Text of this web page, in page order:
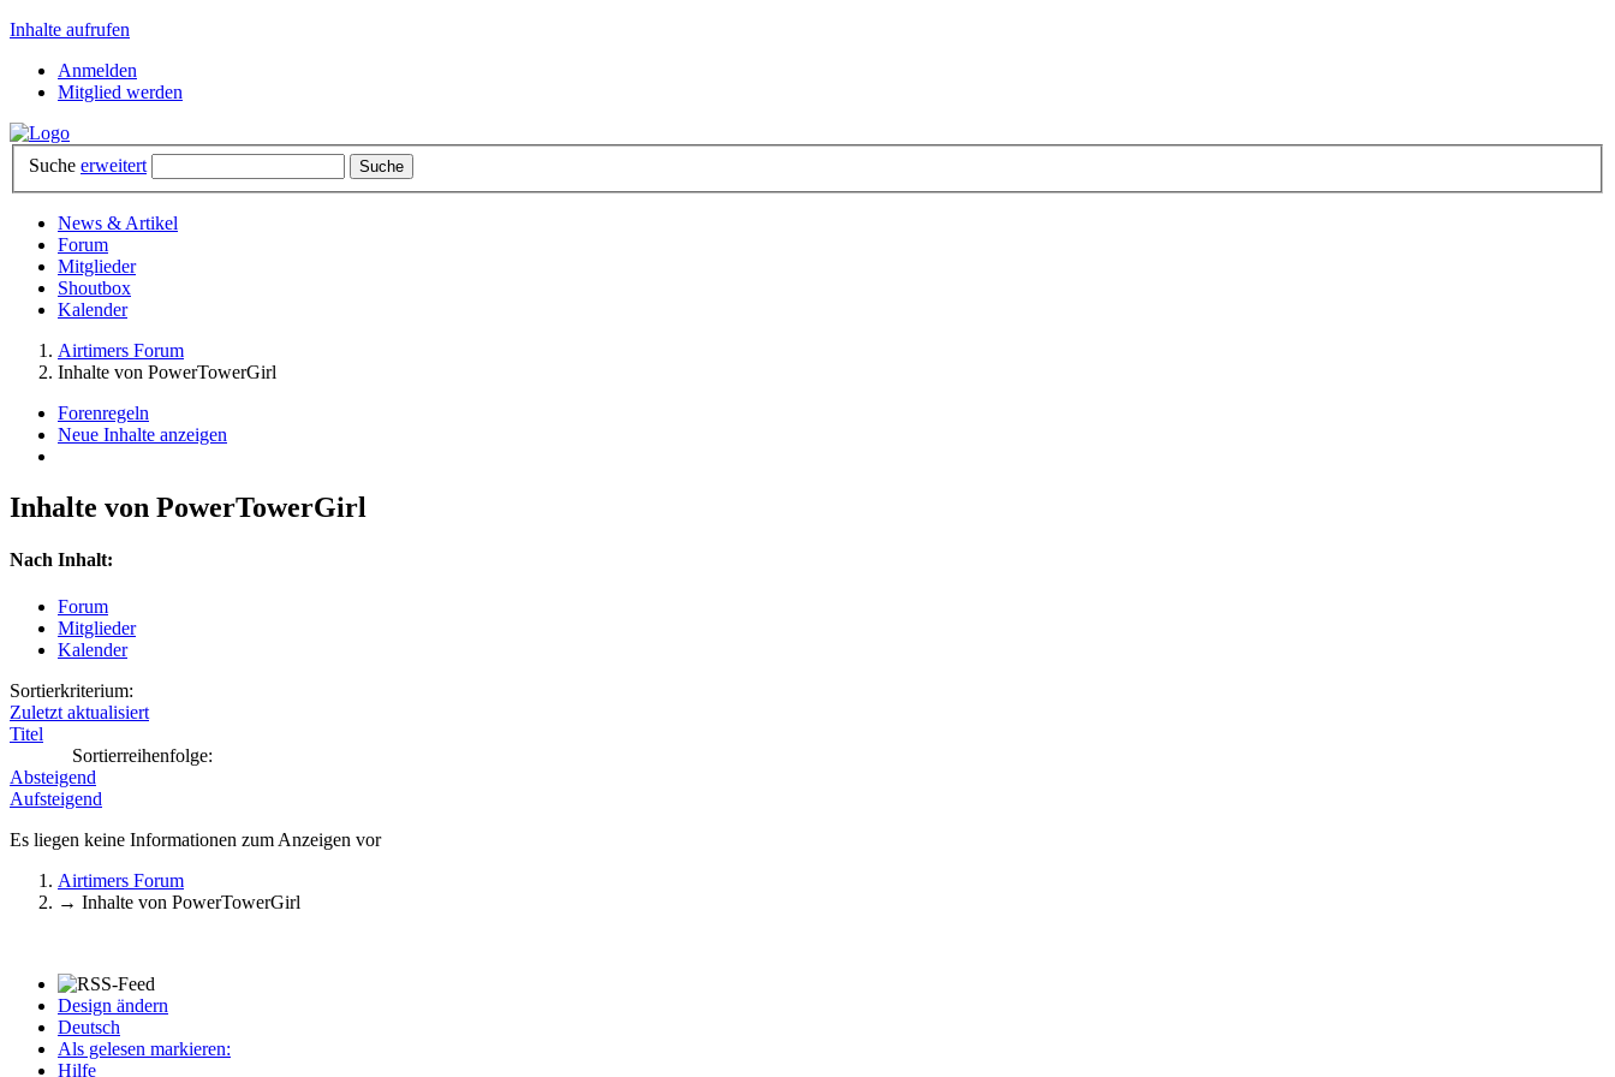
Inhalte aufrufen
Anmelden
Mitglied werden
Suche erweitert
News & Artikel
Forum
Mitglieder
Shoutbox
Kalender
Airtimers Forum
Inhalte von PowerTowerGirl
Forenregeln
Neue Inhalte anzeigen
Inhalte von PowerTowerGirl
Nach Inhalt:
Forum
Mitglieder
Kalender
Sortierkriterium:
Zuletzt aktualisiert
Titel
Sortierreihenfolge:
Absteigend
Aufsteigend
Es liegen keine Informationen zum Anzeigen vor
Airtimers Forum
→ Inhalte von PowerTowerGirl
Design ändern
Deutsch
Als gelesen markieren:
Hilfe